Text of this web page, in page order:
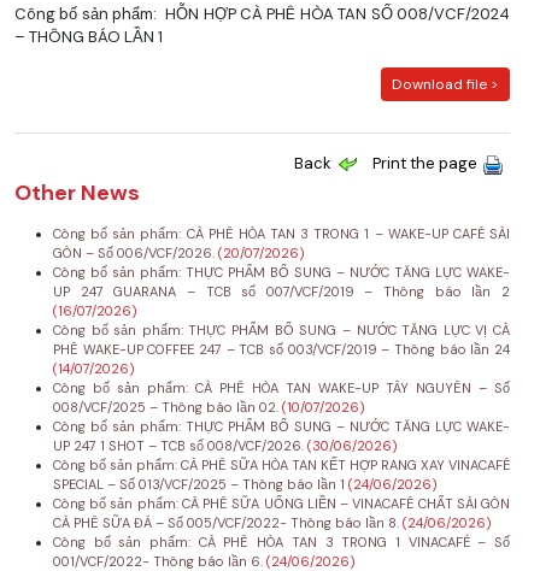
Công bố sản phẩm: HỖN HỢP CÀ PHÊ HÒA TAN SỐ 008/VCF/2024
– THÔNG BÁO LẦN 1
Download file >
Back Print the page
Other News
Công bố sản phẩm: CÀ PHÊ HÒA TAN 3 TRONG 1 – WAKE-UP CAFÉ SÀI
GÒN – Số 006/VCF/2026. (20/07/2026)
Công bố sản phẩm: THỰC PHẨM BỔ SUNG – NƯỚC TĂNG LỰC WAKE-
UP 247 GUARANA – TCB số 007/VCF/2019 – Thông báo lần 2
(16/07/2026)
Công bố sản phẩm: THỰC PHẨM BỔ SUNG – NƯỚC TĂNG LỰC VỊ CÀ
PHÊ WAKE-UP COFFEE 247 – TCB số 003/VCF/2019 – Thông báo lần 24
(14/07/2026)
Công bố sản phẩm: CÀ PHÊ HÒA TAN WAKE-UP TÂY NGUYÊN – Số
008/VCF/2025 – Thông báo lần 02. (10/07/2026)
Công bố sản phẩm: THỰC PHẨM BỔ SUNG – NƯỚC TĂNG LỰC WAKE-
UP 247 1 SHOT – TCB số 008/VCF/2026. (30/06/2026)
Công bố sản phẩm: CÀ PHÊ SỮA HÒA TAN KẾT HỢP RANG XAY VINACAFÉ
SPECIAL – Số 013/VCF/2025 – Thông báo lần 1 (24/06/2026)
Công bố sản phẩm: CÀ PHÊ SỮA UỐNG LIỀN – VINACAFÉ CHẤT SÀI GÒN
CÀ PHÊ SỮA ĐÁ – Số 005/VCF/2022- Thông báo lần 8. (24/06/2026)
Công bố sản phẩm: CÀ PHÊ HÒA TAN 3 TRONG 1 VINACAFÉ – Số
001/VCF/2022- Thông báo lần 6. (24/06/2026)